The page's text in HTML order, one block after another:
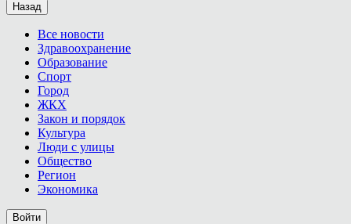
Назад
Все новости
Здравоохранение
Образование
Спорт
Город
ЖКХ
Закон и порядок
Культура
Люди с улицы
Общество
Регион
Экономика
Войти